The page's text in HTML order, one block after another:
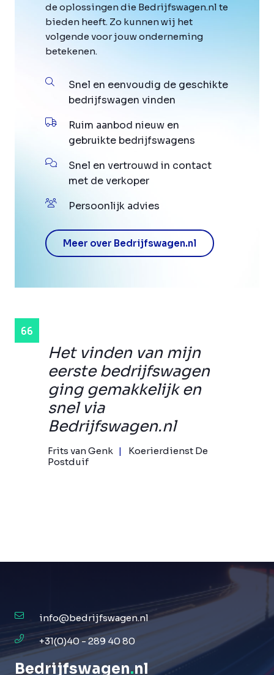
Het vinden van mijn
eerste bedrijfswagen
ging gemakkelijk en
snel via
Bedrijfswagen.nl
Frits van Genk
Koerierdienst De
Postduif
de oplossingen die Bedrijfswagen.nl te
bieden heeft. Zo kunnen wij het
volgende voor jouw onderneming
betekenen.
Snel en eenvoudig de geschikte
bedrijfswagen vinden
Ruim aanbod nieuw en
gebruikte bedrijfswagens
Snel en vertrouwd in contact
met de verkoper
Persoonlijk advies
Meer over Bedrijfswagen.nl
info@bedrijfswagen.nl
+31(0)40 - 289 40 80
Bedrijfswagen.nl